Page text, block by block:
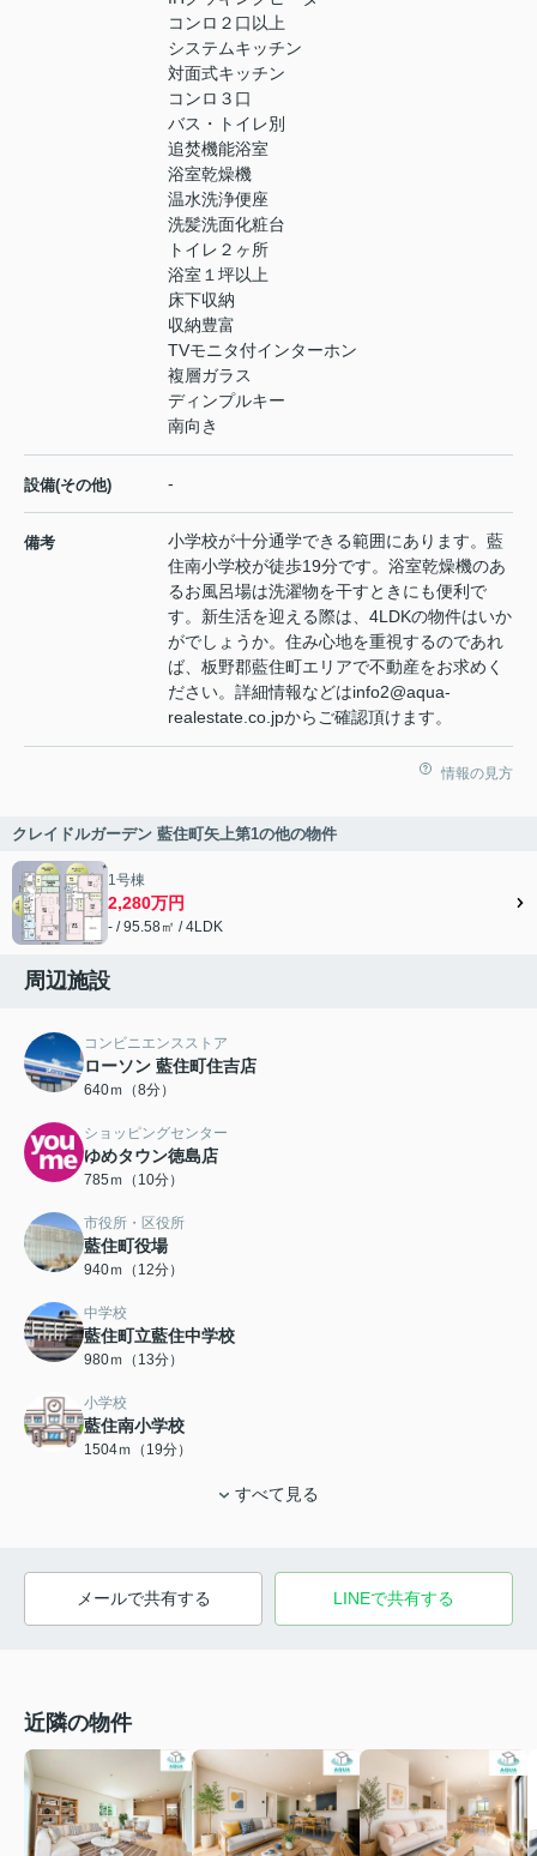
コンロ２口以上
システムキッチン
対面式キッチン
コンロ３口
バス・トイレ別
追焚機能浴室
浴室乾燥機
温水洗浄便座
洗髪洗面化粧台
トイレ２ヶ所
浴室１坪以上
床下収納
収納豊富
TVモニタ付インターホン
複層ガラス
ディンプルキー
南向き
設備(その他) -
備考
小学校が十分通学できる範囲にあります。藍
住南小学校が徒歩19分です。浴室乾燥機のあ
るお風呂場は洗濯物を干すときにも便利で
す。新生活を迎える際は、4LDKの物件はいか
がでしょうか。住み心地を重視するのであれ
ば、板野郡藍住町エリアで不動産をお求めく
ださい。詳細情報などはinfo2@aqua-
realestate.co.jpからご確認頂けます。
情報の見方
クレイドルガーデン 藍住町矢上第1の他の物件
1号棟
2,280万円
- / 95.58㎡ / 4LDK
周辺施設
コンビニエンスストア
ローソン 藍住町住吉店
640ｍ（8分）
ショッピングセンター
ゆめタウン徳島店
785ｍ（10分）
市役所・区役所
藍住町役場
940ｍ（12分）
中学校
藍住町立藍住中学校
980ｍ（13分）
小学校
藍住南小学校
1504ｍ（19分）
すべて見る
メールで共有する LINEで共有する
近隣の物件